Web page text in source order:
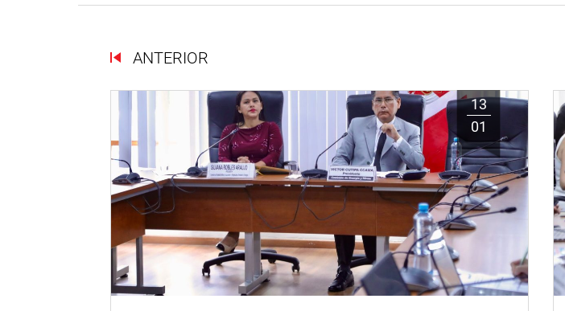
ANTERIOR
13
01